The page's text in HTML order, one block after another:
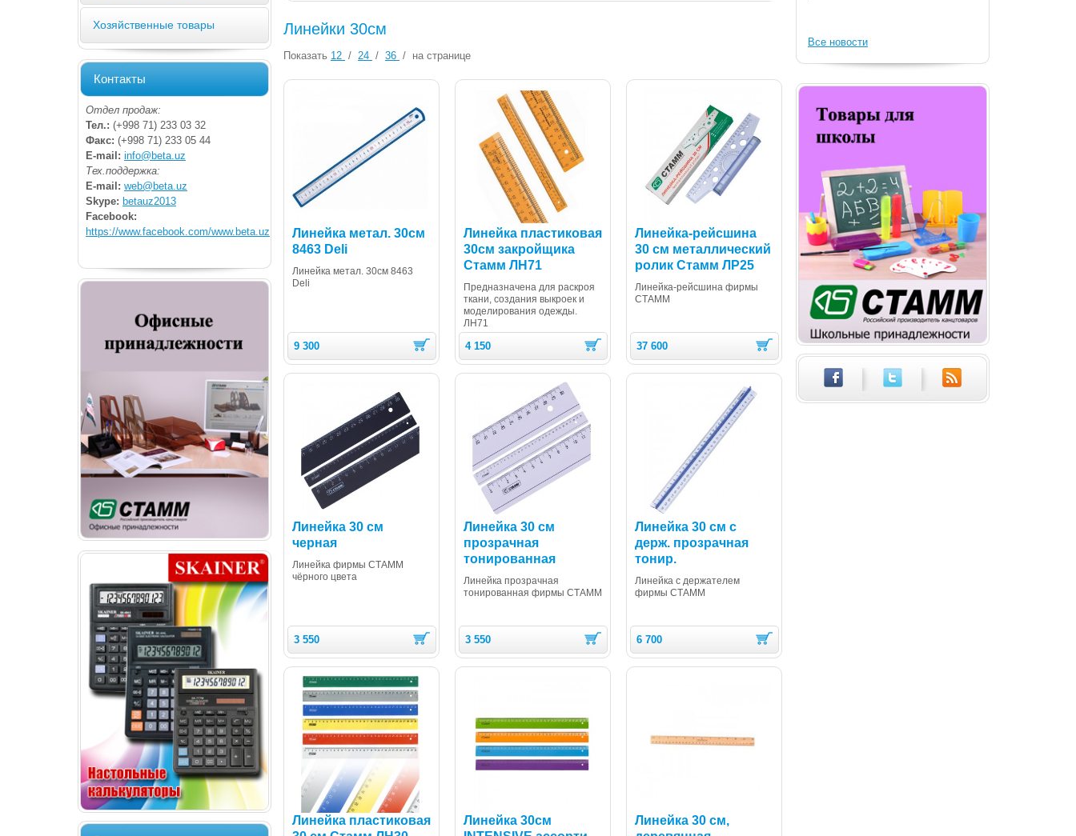
Хозяйственные товары
Контакты
Отдел продаж:
Тел.: (+998 71) 233 03 32
Факс: (+998 71) 233 05 44
E-mail: info@beta.uz
Тех.поддержка:
E-mail: web@beta.uz
Skype: betauz2013
Facebook:
https://www.facebook.com/www.beta.uz
Линейки 30см
Показать 12 / 24 / 36 / на странице
Линейка метал. 30см
8463 Deli
Линейка метал. 30см 8463
Deli
9 300
Линейка пластиковая
30см закройщика
Стамм ЛН71
Предназначена для раскроя
ткани, создания выкроек и
моделирования одежды.
ЛН71
4 150
Линейка-рейсшина
30 см металлический
ролик Стамм ЛР25
Линейка-рейсшина фирмы
СТАММ
37 600
Линейка 30 см
черная
Линейка фирмы СТАММ
чёрного цвета
3 550
Линейка 30 см
прозрачная
тонированная
Линейка прозрачная
тонированная фирмы СТАММ
3 550
Линейка 30 см с
держ. прозрачная
тонир.
Линейка с держателем
фирмы СТАММ
6 700
Линейка пластиковая
Линейка 30см
Линейка 30 см,
Все новости